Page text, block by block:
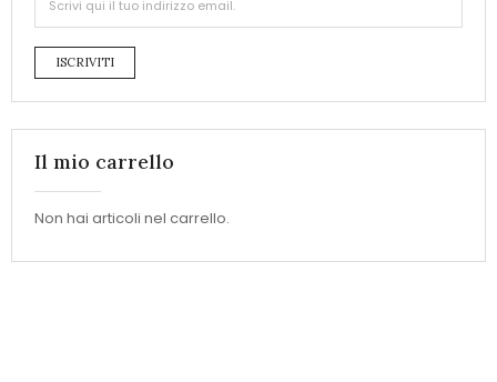
ISCRIVITI
Il mio carrello
Non hai articoli nel carrello.